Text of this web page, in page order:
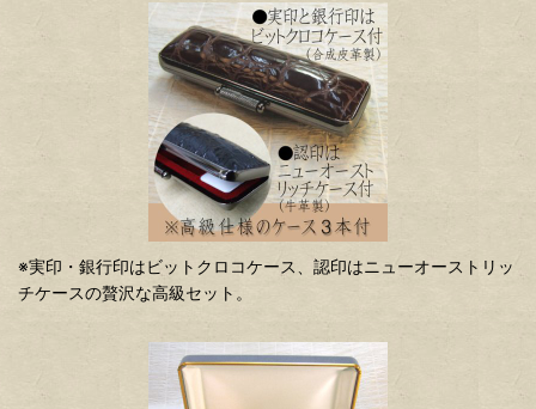
※実印・銀行印はビットクロコケース、認印はニューオーストリッ
チケースの贅沢な高級セット。